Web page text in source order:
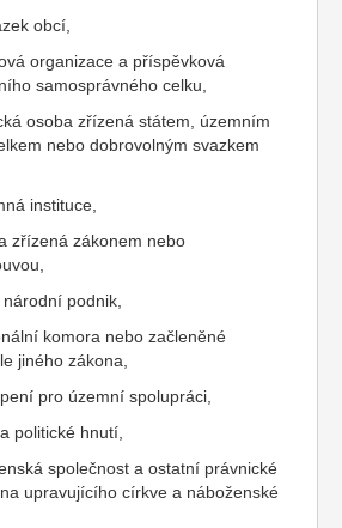
obcí,
organizace a příspěvková
samosprávného celku,
osoba zřízená státem, územním
nebo dobrovolným svazkem
instituce,
zřízená zákonem nebo
podnik,
komora nebo začleněné
jiného zákona,
pro územní spolupráci,
politické hnutí,
společnost a ostatní právnické
upravujícího církve a náboženské